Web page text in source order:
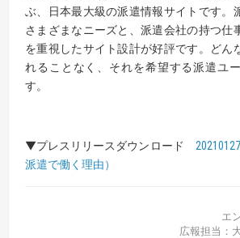
ぶ、日本最大級の派遣情報サイトです。
さまざまなニーズと、派遣会社の持つ仕
を重視したサイト設計が好評です。どん
れることなく、それを希望する派遣ユ
す。
▼プレスリリースダウンロード
派遣で働く理由）
エ
広報担当：